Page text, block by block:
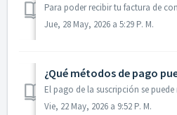
Jue, 28 May, 2026 a 5:29 P. M.
¿Qué métodos de pago
Vie, 22 May, 2026 a 9:52 P. M.